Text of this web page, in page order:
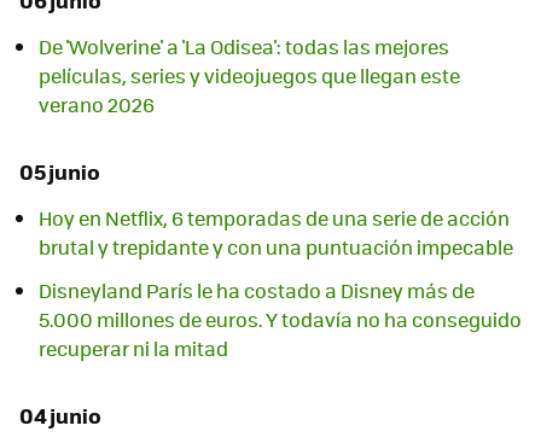
De 'Wolverine' a 'La Odisea': todas las mejores
películas, series y videojuegos que llegan este
verano 2026
05 junio
Hoy en Netflix, 6 temporadas de una serie de acción
brutal y trepidante y con una puntuación impecable
Disneyland París le ha costado a Disney más de
5.000 millones de euros. Y todavía no ha conseguido
recuperar ni la mitad
04 junio